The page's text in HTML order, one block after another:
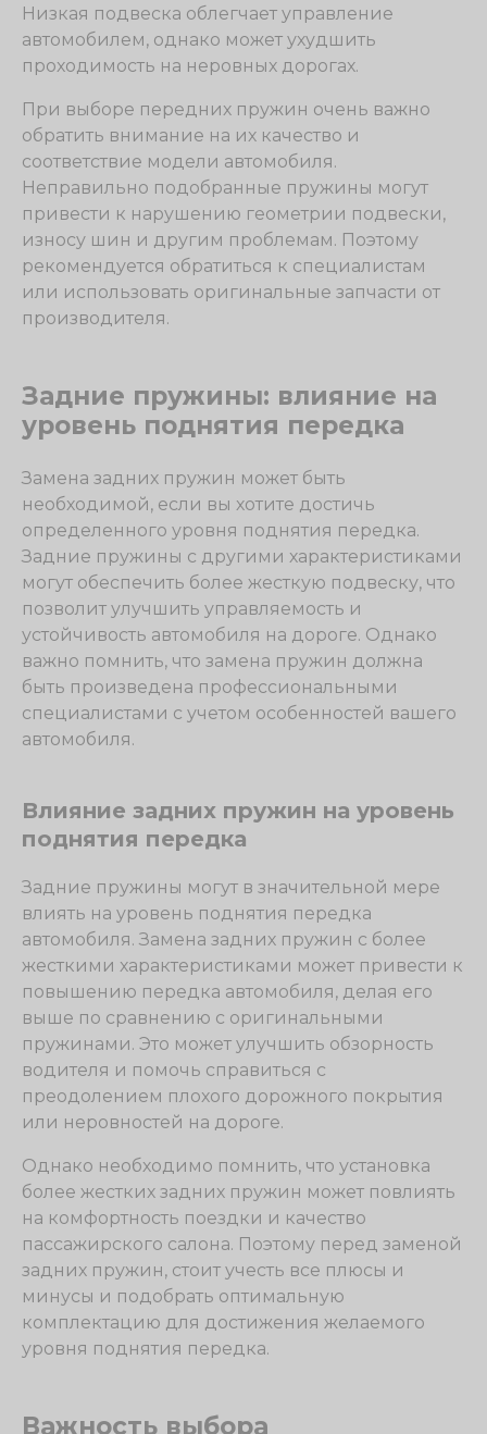
Низкая подвеска облегчает управление
автомобилем, однако может ухудшить
проходимость на неровных дорогах.
При выборе передних пружин очень важно
обратить внимание на их качество и
соответствие модели автомобиля.
Неправильно подобранные пружины могут
привести к нарушению геометрии подвески,
износу шин и другим проблемам. Поэтому
рекомендуется обратиться к специалистам
или использовать оригинальные запчасти от
производителя.
Задние пружины: влияние на
уровень поднятия передка
Замена задних пружин может быть
необходимой, если вы хотите достичь
определенного уровня поднятия передка.
Задние пружины с другими характеристиками
могут обеспечить более жесткую подвеску, что
позволит улучшить управляемость и
устойчивость автомобиля на дороге. Однако
важно помнить, что замена пружин должна
быть произведена профессиональными
специалистами с учетом особенностей вашего
автомобиля.
Влияние задних пружин на уровень
поднятия передка
Задние пружины могут в значительной мере
влиять на уровень поднятия передка
автомобиля. Замена задних пружин с более
жесткими характеристиками может привести к
повышению передка автомобиля, делая его
выше по сравнению с оригинальными
пружинами. Это может улучшить обзорность
водителя и помочь справиться с
преодолением плохого дорожного покрытия
или неровностей на дороге.
Однако необходимо помнить, что установка
более жестких задних пружин может повлиять
на комфортность поездки и качество
пассажирского салона. Поэтому перед заменой
задних пружин, стоит учесть все плюсы и
минусы и подобрать оптимальную
комплектацию для достижения желаемого
уровня поднятия передка.
Важность выбора